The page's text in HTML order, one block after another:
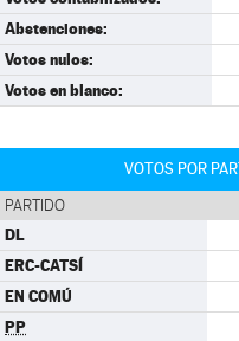
Abstenciones:
Votos nulos:
Votos en blanco:
VOTOS POR
PARTIDO
DL
ERC-CATSÍ
EN COMÚ
PP